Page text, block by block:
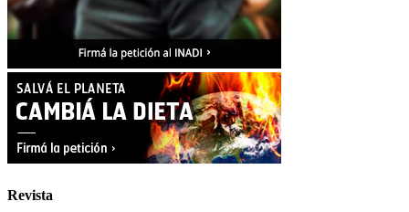
Revista